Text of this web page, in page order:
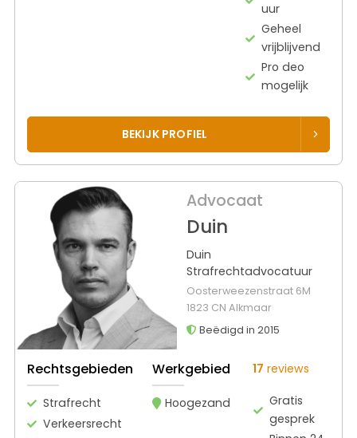
uur
Geheel
vrijblijvend
Pro deo
mogelijk
BEKIJK PROFIEL
Advocaat
Duin
Duin
Strafrechtadvocatuur
Oosterweezenstraat 6M
1823 CN Alkmaar
Beëdigd in 2015
Rechtsgebieden
Strafrecht
Verkeersrecht
Werkgebied
Hoogezand
17 reviews
Gratis
gesprek